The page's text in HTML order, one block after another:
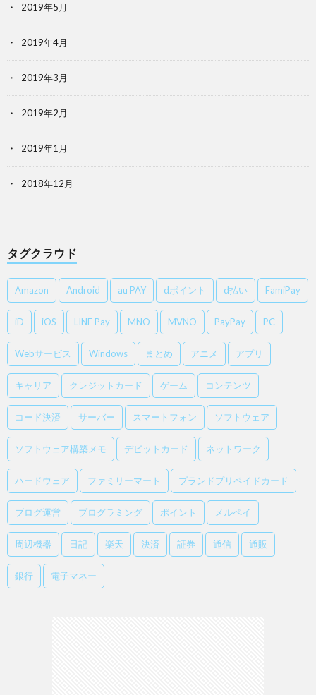
2019年5月
2019年4月
2019年3月
2019年2月
2019年1月
2018年12月
タグクラウド
Amazon Android au PAY dポイント d払い FamiPay
iD iOS LINE Pay MNO MVNO PayPay PC
Webサービス Windows まとめ アニメ アプリ
キャリア クレジットカード ゲーム コンテンツ
コード決済 サーバー スマートフォン ソフトウェア
ソフトウェア構築メモ デビットカード ネットワーク
ハードウェア ファミリーマート ブランドプリペイドカード
ブログ運営 プログラミング ポイント メルペイ
周辺機器 日記 楽天 決済 証券 通信 通販
銀行 電子マネー